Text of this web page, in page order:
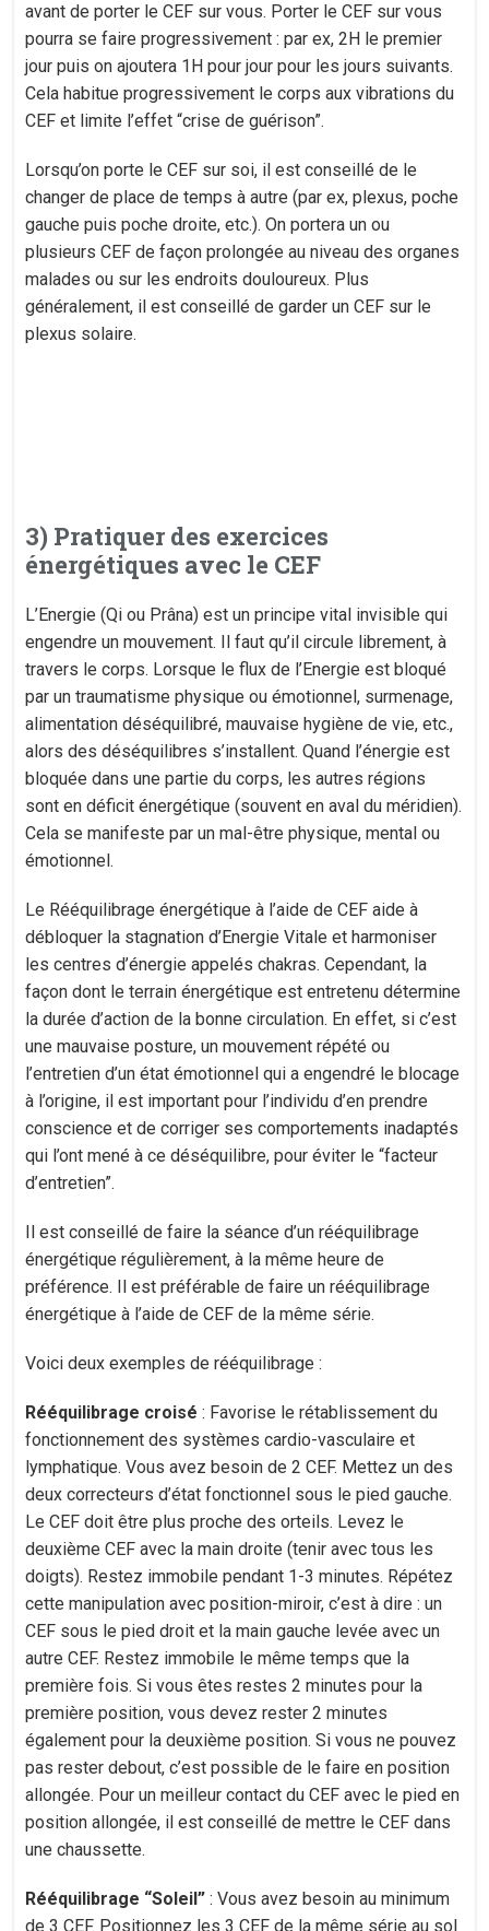
avant de porter le CEF sur vous. Porter le CEF sur vous
pourra se faire progressivement : par ex, 2H le premier
jour puis on ajoutera 1H pour jour pour les jours suivants.
Cela habitue progressivement le corps aux vibrations du
CEF et limite l’effet “crise de guérison”.
Lorsqu’on porte le CEF sur soi, il est conseillé de le
changer de place de temps à autre (par ex, plexus, poche
gauche puis poche droite, etc.). On portera un ou
plusieurs CEF de façon prolongée au niveau des organes
malades ou sur les endroits douloureux. Plus
généralement, il est conseillé de garder un CEF sur le
plexus solaire.
3) Pratiquer des exercices
énergétiques avec le CEF
L’Energie (Qi ou Prâna) est un principe vital invisible qui
engendre un mouvement. Il faut qu’il circule librement, à
travers le corps. Lorsque le flux de l’Energie est bloqué
par un traumatisme physique ou émotionnel, surmenage,
alimentation déséquilibré, mauvaise hygiène de vie, etc.,
alors des déséquilibres s’installent. Quand l’énergie est
bloquée dans une partie du corps, les autres régions
sont en déficit énergétique (souvent en aval du méridien).
Cela se manifeste par un mal-être physique, mental ou
émotionnel.
Le Rééquilibrage énergétique à l’aide de CEF aide à
débloquer la stagnation d’Energie Vitale et harmoniser
les centres d’énergie appelés chakras. Cependant, la
façon dont le terrain énergétique est entretenu détermine
la durée d’action de la bonne circulation. En effet, si c’est
une mauvaise posture, un mouvement répété ou
l’entretien d’un état émotionnel qui a engendré le blocage
à l’origine, il est important pour l’individu d’en prendre
conscience et de corriger ses comportements inadaptés
qui l’ont mené à ce déséquilibre, pour éviter le “facteur
d’entretien”.
Il est conseillé de faire la séance d’un rééquilibrage
énergétique régulièrement, à la même heure de
préférence. Il est préférable de faire un rééquilibrage
énergétique à l’aide de CEF de la même série.
Voici deux exemples de rééquilibrage :
Rééquilibrage croisé : Favorise le rétablissement du
fonctionnement des systèmes cardio-vasculaire et
lymphatique. Vous avez besoin de 2 CEF. Mettez un des
deux correcteurs d’état fonctionnel sous le pied gauche.
Le CEF doit être plus proche des orteils. Levez le
deuxième CEF avec la main droite (tenir avec tous les
doigts). Restez immobile pendant 1-3 minutes. Répétez
cette manipulation avec position-miroir, c’est à dire : un
CEF sous le pied droit et la main gauche levée avec un
autre CEF. Restez immobile le même temps que la
première fois. Si vous êtes restes 2 minutes pour la
première position, vous devez rester 2 minutes
également pour la deuxième position. Si vous ne pouvez
pas rester debout, c’est possible de le faire en position
allongée. Pour un meilleur contact du CEF avec le pied en
position allongée, il est conseillé de mettre le CEF dans
une chaussette.
Rééquilibrage “Soleil” : Vous avez besoin au minimum
de 3 CEF. Positionnez les 3 CEF de la même série au sol